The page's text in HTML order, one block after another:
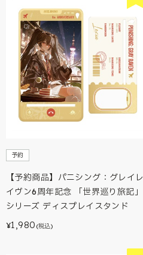
予約
【予約商品】パニシング：グレイレ
イヴン6周年記念 「世界巡り旅記」
シリーズ ディスプレイスタンド
¥1,980 (税込)